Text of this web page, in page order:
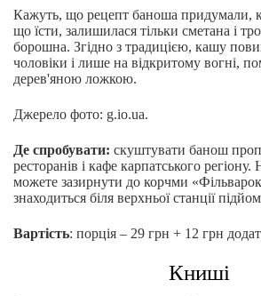
Кажуть, що рецепт баноша придумали,
що їсти, залишилася тільки сметана і
борошна. Згідно з традицією, кашу
чоловіки і лише на відкритому вогні,
дерев'яною ложкою.
Джерело фото: g.io.ua.
Де спробувати: скуштувати банош
ресторанів і кафе карпатського
можете зазирнути до корчми
знаходиться біля верхньої станції
Вартість: порція – 29 грн + 12 грн
Книші